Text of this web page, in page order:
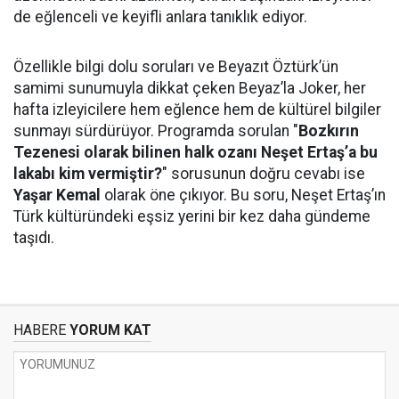
de eğlenceli ve keyifli anlara tanıklık ediyor.
Özellikle bilgi dolu soruları ve Beyazıt Öztürk’ün
samimi sunumuyla dikkat çeken Beyaz’la Joker, her
hafta izleyicilere hem eğlence hem de kültürel bilgiler
sunmayı sürdürüyor. Programda sorulan " Bozkırın
Tezenesi olarak bilinen halk ozanı Neşet Ertaş’a bu
lakabı kim vermiştir?" sorusunun doğru cevabı ise
Yaşar Kemal olarak öne çıkıyor. Bu soru, Neşet Ertaş’ın
Türk kültüründeki eşsiz yerini bir kez daha gündeme
taşıdı.
HABERE YORUM KAT